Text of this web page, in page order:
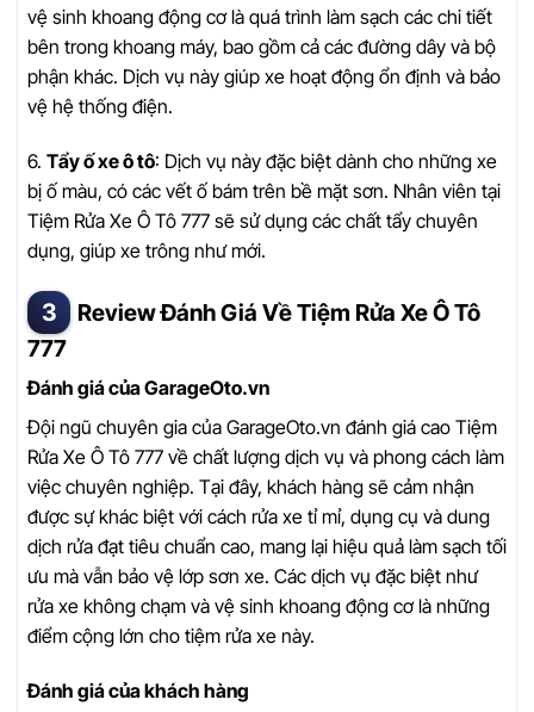
vệ sinh khoang động cơ là quá trình làm sạch các chi tiết
bên trong khoang máy, bao gồm cả các đường dây và bộ
phận khác. Dịch vụ này giúp xe hoạt động ổn định và bảo
vệ hệ thống điện.
6. Tẩy ố xe ô tô: Dịch vụ này đặc biệt dành cho những xe
bị ố màu, có các vết ố bám trên bề mặt sơn. Nhân viên tại
Tiệm Rửa Xe Ô Tô 777 sẽ sử dụng các chất tẩy chuyên
dụng, giúp xe trông như mới.
Review Đánh Giá Về Tiệm Rửa Xe Ô Tô
777
Đánh giá của GarageOto.vn
Đội ngũ chuyên gia của GarageOto.vn đánh giá cao Tiệm
Rửa Xe Ô Tô 777 về chất lượng dịch vụ và phong cách làm
việc chuyên nghiệp. Tại đây, khách hàng sẽ cảm nhận
được sự khác biệt với cách rửa xe tỉ mỉ, dụng cụ và dung
dịch rửa đạt tiêu chuẩn cao, mang lại hiệu quả làm sạch tối
ưu mà vẫn bảo vệ lớp sơn xe. Các dịch vụ đặc biệt như
rửa xe không chạm và vệ sinh khoang động cơ là những
điểm cộng lớn cho tiệm rửa xe này.
Đánh giá của khách hàng